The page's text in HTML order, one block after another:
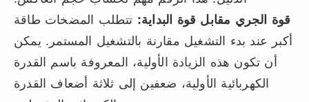
قوة الجري مقابل قوة البداية: تتطلب المضخات طاقة
أكبر عند بدء التشغيل مقارنة بالتشغيل المستمر. يمكن
أن تكون هذه الزيادة الأولية، المعروفة باسم القدرة
الكهربائية الأولية، ضعفين إلى ثلاثة أضعاف القدرة